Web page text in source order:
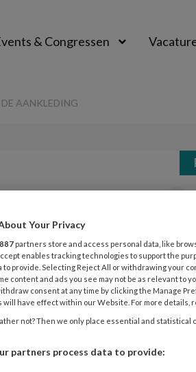
& Congressen
AANKLEDING
Opslaan Reacties
warm!: tips
op buiten. Een paar
Dat kan heel simpel.
Your Privacy
887 partners store and access personal data, like
enables tracking technologies to support the
to provide. Selecting Reject All or withdrawing your
content and ads you see may not be as relevant to
consent at any time by clicking the Manage
will have effect within our Website. For more details,
not? Then we only place essential and statistical
partners process data to provide: